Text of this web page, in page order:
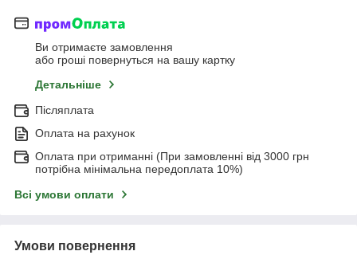
Ви отримаєте замовлення
або гроші повернуться на вашу картку
Детальніше
Післяплата
Оплата на рахунок
Оплата при отриманні (При замовленні від 3000 грн
потрібна мінімальна передоплата 10%)
Всі умови оплати
Умови повернення